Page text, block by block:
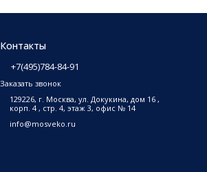
Контакты
+7(495)784-84-91
Заказать звонок
129226, г. Москва, ул. Докукина, дом 16 ,
корп. 4 , стр. 4, этаж 3, офис № 14
info@mosveko.ru